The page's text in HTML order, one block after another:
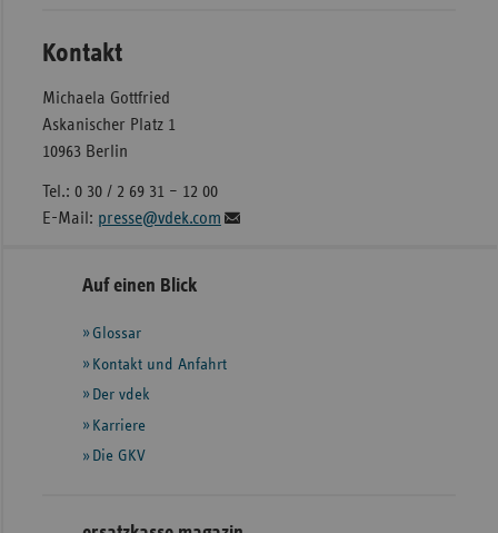
Kontakt
Michaela Gottfried
Askanischer Platz 1
10963 Berlin
Tel.: 0 30 / 2 69 31 – 12 00
E-Mail: presse@vdek.com
Seitennavigation
Seitenleiste
weiteren
Informationen
Auf einen Blick
Glossar
Kontakt und Anfahrt
Der vdek
Karriere
Die GKV